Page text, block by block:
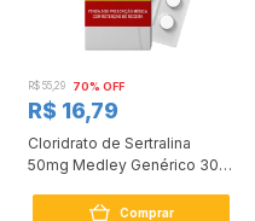
R$ 55,29 70% OFF
R$ 16,79
Cloridrato de Sertralina
50mg Medley Genérico 30
Comprar